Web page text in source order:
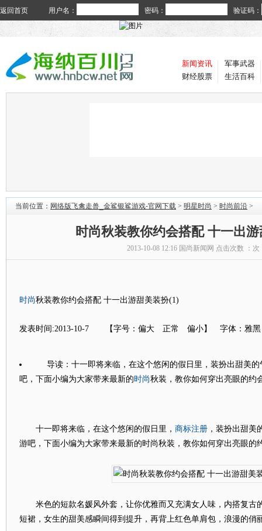
返回首页 用户名： 密码： 验证码：
新闻资讯
财经股票
军事武器
生活百科
当前位置： 网络版飞禽走兽_金鲨银鲨游戏-官网下载 > 明星时尚 > 时尚前沿 >
时尚秋装教你约会搭配 十一出
2013-10-08 12:16 国尚新闻网 点击次数 ： 次
时尚秋装教你约会搭配 十一出游甜美装扮(1)
发表时间:2013-10-7 【字号：偏大 正常 偏小】 字体：雅
导读：十一即将来临，在这个悠闲的假日里，装扮出甜美的
吧，下面小编为大家带来最新的时尚秋装，教你如何穿出亮眼的约
十一即将来临，在这个悠闲的假日里， 商标注册，装扮出甜美
游吧，下面小编为大家带来最新的时尚秋装，教你如何穿出亮眼的
米色的短款名媛风外套，让你优雅而又充满女人味，内搭复古
短裙，女生的甜美感瞬间得到提升，再背上红色单肩包，浪漫的俏